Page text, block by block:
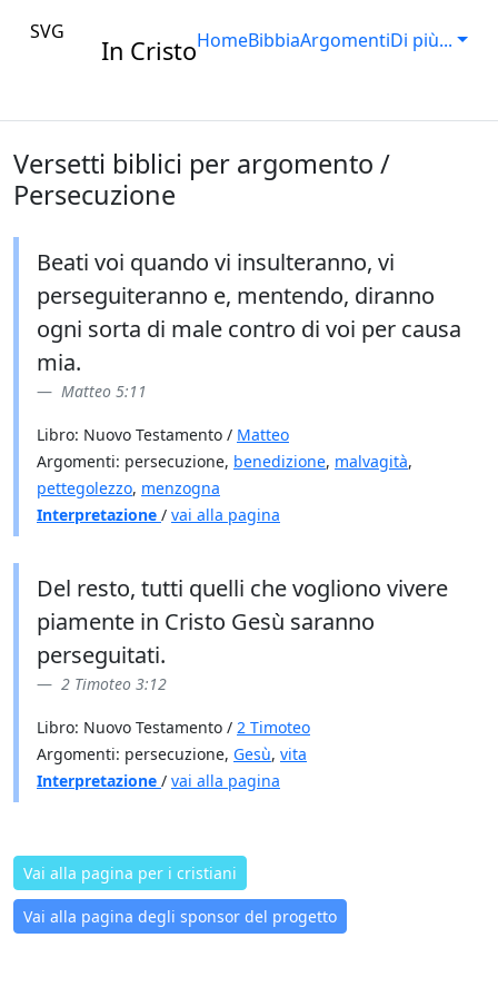
SVG
In CristoHomeBibbiaArgomentiDi più...
Versetti biblici per argomento /
Persecuzione
Beati voi quando vi insulteranno, vi
perseguiteranno e, mentendo, diranno
ogni sorta di male contro di voi per causa
mia.
Matteo 5:11
Libro: Nuovo Testamento / Matteo
Argomenti: persecuzione, benedizione, malvagità,
pettegolezzo, menzogna
Interpretazione / vai alla pagina
Del resto, tutti quelli che vogliono vivere
piamente in Cristo Gesù saranno
perseguitati.
2 Timoteo 3:12
Libro: Nuovo Testamento / 2 Timoteo
Argomenti: persecuzione, Gesù, vita
Interpretazione / vai alla pagina
Vai alla pagina per i cristiani
Vai alla pagina degli sponsor del progetto